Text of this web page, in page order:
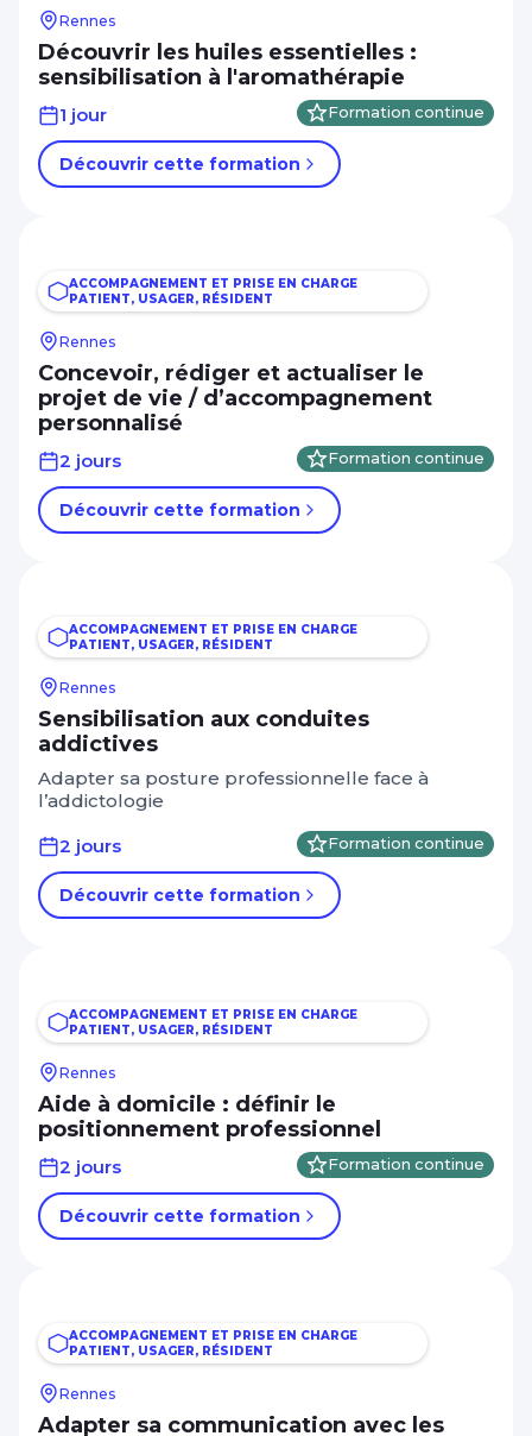
Rennes
Découvrir les huiles essentielles :
sensibilisation à l'aromathérapie
1 jour Formation continue
Découvrir cette formation
ACCOMPAGNEMENT ET PRISE EN CHARGE
PATIENT, USAGER, RÉSIDENT
Rennes
Concevoir, rédiger et actualiser le
projet de vie / d’accompagnement
personnalisé
2 jours Formation continue
Découvrir cette formation
ACCOMPAGNEMENT ET PRISE EN CHARGE
PATIENT, USAGER, RÉSIDENT
Rennes
Sensibilisation aux conduites
addictives
Adapter sa posture professionnelle face à
l’addictologie
2 jours
Formation continue
Découvrir cette formation
ACCOMPAGNEMENT ET PRISE EN CHARGE
PATIENT, USAGER, RÉSIDENT
Rennes
Aide à domicile : définir le
positionnement professionnel
2 jours Formation continue
Découvrir cette formation
ACCOMPAGNEMENT ET PRISE EN CHARGE
PATIENT, USAGER, RÉSIDENT
Rennes
Adapter sa communication avec les